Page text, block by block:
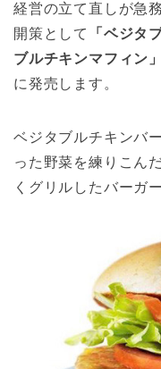
経営の立て直しが急
開策として
「ベジタ
ブルチキンマフィン」
に発売します。
ベジタブルチキンバ
った野菜を練りこん
くグリルしたバーガー